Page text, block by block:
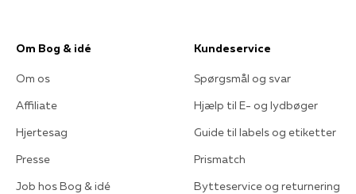
Om Bog & idé
Om os
Affiliate
Hjertesag
Presse
Job hos Bog & idé
Kundeservice
Spørgsmål og svar
Hjælp til E- og lydbøger
Guide til labels og etiketter
Prismatch
Bytteservice og returnering